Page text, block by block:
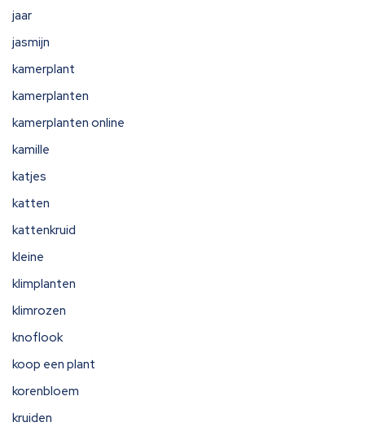
jaar
jasmijn
kamerplant
kamerplanten
kamerplanten online
kamille
katjes
katten
kattenkruid
kleine
klimplanten
klimrozen
knoflook
koop een plant
korenbloem
kruiden